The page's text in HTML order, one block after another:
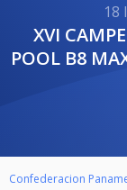
18
XVI CAMPEONATO PANAMERICANO DE
POOL B8